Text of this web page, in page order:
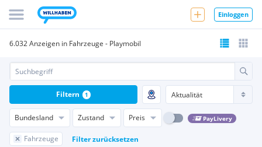
Einloggen
6.032 Anzeigen in Fahrzeuge - Playmobil
Bundesland Zustand Preis PayLivery
Fahrzeuge Filter zurücksetzen
Filtern 1